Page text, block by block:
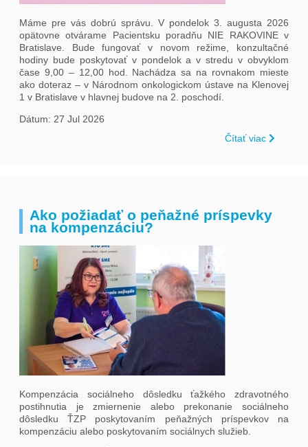
Máme pre vás dobrú správu. V pondelok 3. augusta 2026
opätovne otvárame Pacientsku poradňu NIE RAKOVINE v
Bratislave. Bude fungovať v novom režime, konzultačné
hodiny bude poskytovať v pondelok a v stredu v obvyklom
čase 9,00 – 12,00 hod. Nachádza sa na rovnakom mieste
ako doteraz – v Národnom onkologickom ústave na Klenovej
1 v Bratislave v hlavnej budove na 2. poschodí.
Dátum: 27 Jul 2026
Čítať viac
Ako požiadať o peňažné príspevky
na kompenzáciu?
Kompenzácia sociálneho dôsledku ťažkého zdravotného
postihnutia je zmiernenie alebo prekonanie sociálneho
dôsledku ŤZP poskytovaním peňažných príspevkov na
kompenzáciu alebo poskytovaním sociálnych služieb.